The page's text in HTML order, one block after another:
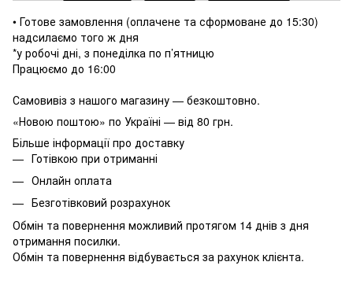
• Готове замовлення (оплачене та сформоване до 15:30)
надсилаємо того ж дня
*у робочі дні, з понеділка по п’ятницю
Працюємо до 16:00
Самовивіз з нашого магазину — безкоштовно.
«Новою поштою» по Україні — від 80 грн.
Більше інформації про доставку
Готівкою при отриманні
Онлайн оплата
Безготівковий розрахунок
Обмін та повернення можливий протягом 14 днів з дня
отримання посилки.
Обмін та повернення відбувається за рахунок клієнта.